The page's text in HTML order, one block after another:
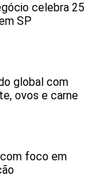
celebra 25
SP
global com
ovos e carne
foco em